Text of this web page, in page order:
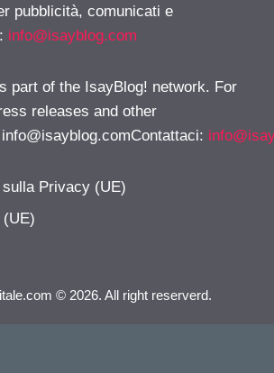
pubblicità, comunicati e
info@isayblog.com
part of the IsayBlog! network. For
releases and other
info@isayblog.comContattaci:
Privacy (UE)
© 2026. All right reserverd.